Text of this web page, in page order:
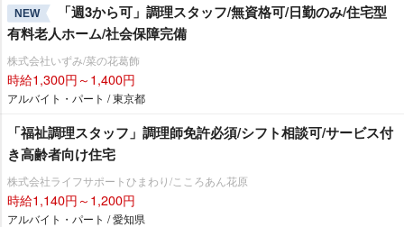
NEW
「週3から可」調理スタッフ/無資格可/日勤のみ/住宅型
有料老人ホーム/社会保障完備
株式会社いずみ/菜の花葛飾
時給1,300円～1,400円
アルバイト・パート / 東京都
「福祉調理スタッフ」調理師免許必須/シフト相談可/サービス付
き高齢者向け住宅
株式会社ライフサポートひまわり/こころあん花原
時給1,140円～1,200円
アルバイト・パート / 愛知県